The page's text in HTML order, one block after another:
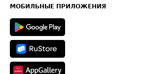
Техническая информация
МОБИЛЬНЫЕ ПРИЛОЖЕНИЯ